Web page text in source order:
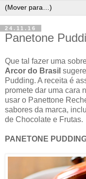
24.11.16
Panetone
Que tal fazer uma
Arcor do Brasil
Pudding. A receita é
promete dar uma cara
usar o Panettone
sabores da marca,
de Chocolate e Frutas.
PANETONE